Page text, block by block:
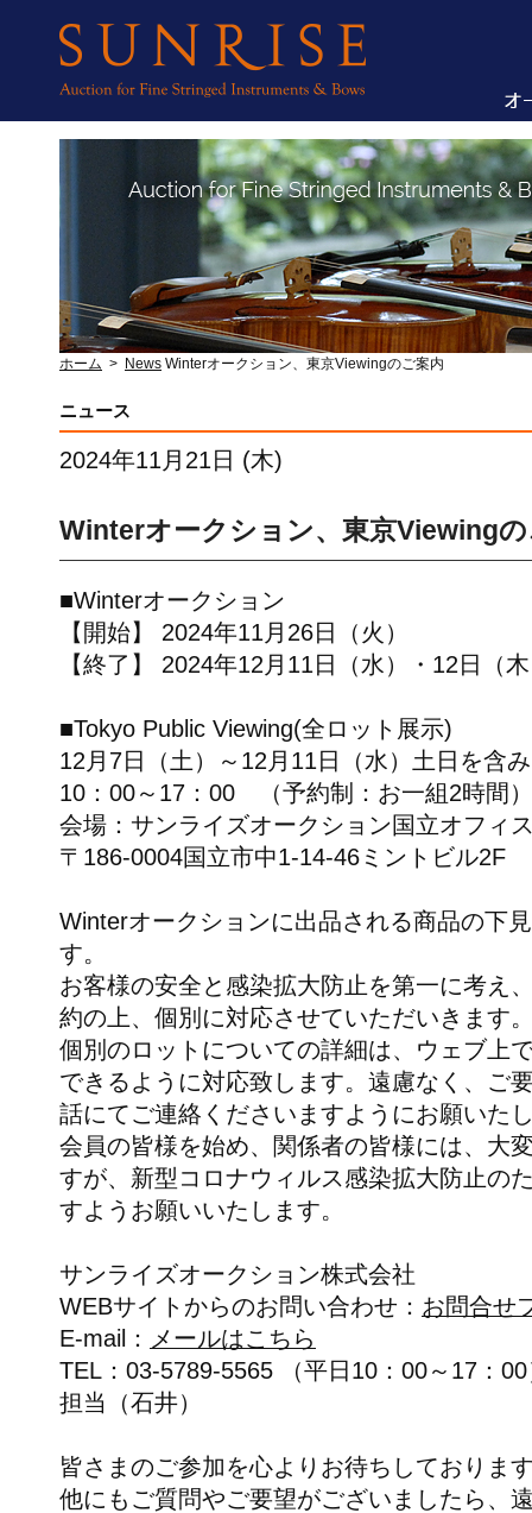
ホーム > News Winterオークション、東京Viewingのご案内
ニュース
2024年11月21日 (木)
Winterオークション、東京Viewing
■Winterオークション
【開始】 2024年11月26日（火）
【終了】 2024年12月11日（水）・12日（
■Tokyo Public Viewing(全ロット展示)
12月7日（土）～12月11日（水）土日を含
10：00～17：00 （予約制：お一組2時間）
会場：サンライズオークション国立オフィ
〒186-0004国立市中1-14-46ミントビル2F
Winterオークションに出品される商品の下
す。
お客様の安全と感染拡大防止を第一に考え
約の上、個別に対応させていただいきます
個別のロットについての詳細は、ウェブ上
できるように対応致します。遠慮なく、ご
話にてご連絡くださいますようにお願いた
会員の皆様を始め、関係者の皆様には、大
すが、新型コロナウィルス感染拡大防止の
すようお願いいたします。
サンライズオークション株式会社
WEBサイトからのお問い合わせ： お問合せ
E-mail： メールはこちら
TEL：03-5789-5565 （平日10：00～17：00
担当（石井）
皆さまのご参加を心よりお待ちしておりま
他にもご質問やご要望がございましたら、